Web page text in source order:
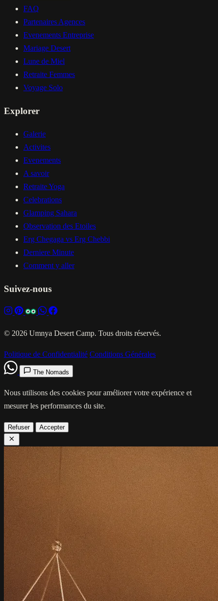
FAQ
Partenaires Agences
Evenements Entreprise
Mariage Desert
Lune de Miel
Retraite Femmes
Voyage Solo
Explorer
Galerie
Activites
Evenements
A savoir
Retraite Yoga
Celebrations
Glamping Sahara
Observation des Etoiles
Erg Chegaga vs Erg Chebbi
Derniere Minute
Comment y aller
Suivez-nous
© 2026 Umnya Desert Camp. Tous droits réservés.
Politique de Confidentialité Conditions Générales
The Nomads
Nous utilisons des cookies pour améliorer votre expérience et
mesurer les performances du site.
Refuser Accepter